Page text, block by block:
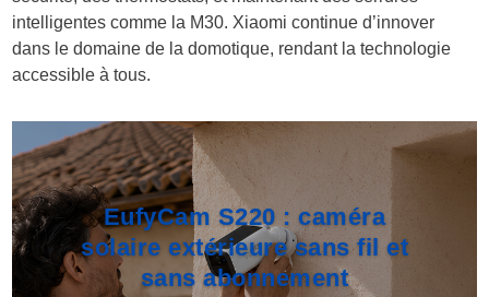
intelligentes comme la M30. Xiaomi continue d’innover
dans le domaine de la domotique, rendant la technologie
accessible à tous.
EufyCam S220 : caméra
solaire extérieure sans fil et
sans abonnement